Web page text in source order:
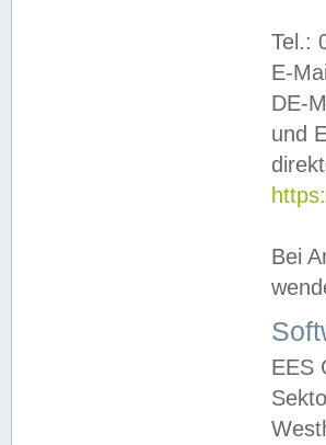
Tel.:
E-
DE-
und
Bei
EES